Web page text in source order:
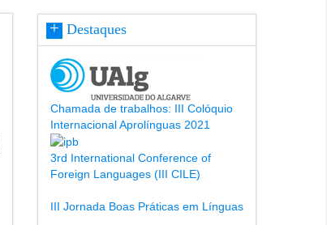
Destaques
Chamada de trabalhos: III Colóquio
Internacional Aprolínguas 2021
3rd International Conference of
Foreign Languages (III CILE)
III Jornada Boas Práticas em Línguas